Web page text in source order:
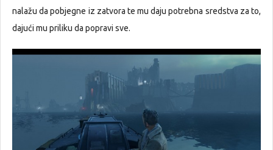
nalažu da pobjegne iz zatvora te mu daju potrebna sredstva za to,
dajući mu priliku da popravi sve.